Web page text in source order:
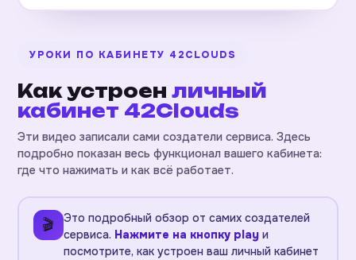
УРОКИ ПО КАБИНЕТУ 42CLOUDS
Как устроенличный
кабинет 42Clouds
Эти видео записали сами создатели сервиса. Здесь
подробно показан весь функционал вашего кабинета:
где что нажимать и как всё работает.
🎬
Это подробный обзор от самих создателей
сервиса. Нажмите на кнопку playи
посмотрите, как устроен ваш личный кабинет